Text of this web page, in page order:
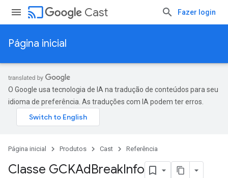
cast Cast Fazer login
Página inicial
O Google usa tecnologia de IA na tradução de conteúdos para seu
idioma de preferência. As traduções com IA podem ter erros.
Página inicial Produtos Cast Referência
Classe GCKAdBreakInfo